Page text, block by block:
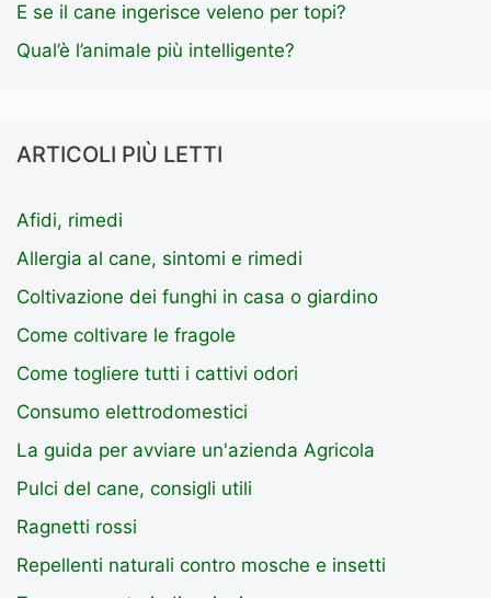
E se il cane ingerisce veleno per topi?
Qual’è l’animale più intelligente?
ARTICOLI PIÙ LETTI
Afidi, rimedi
Allergia al cane, sintomi e rimedi
Coltivazione dei funghi in casa o giardino
Come coltivare le fragole
Come togliere tutti i cattivi odori
Consumo elettrodomestici
La guida per avviare un'azienda Agricola
Pulci del cane, consigli utili
Ragnetti rossi
Repellenti naturali contro mosche e insetti